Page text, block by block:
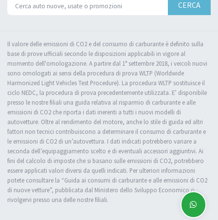
CERCA
Il valore delle emissioni di CO2 e del consumo di carburante è definito sulla
base di prove ufficiali secondo le disposizioni applicabili in vigore al
momento dell'omologazione. A partire dal 1° settembre 2018, i veicoli nuovi
sono omologati ai sensi della procedura di prova WLTP (Worldwide
Harmonized Light Vehicles Test Procedure). La procedura WLTP sostituisce il
ciclo NEDC, la procedura di prova precedentemente utilizzata. E’ disponibile
presso le nostre filiali una guida relativa al risparmio di carburante e alle
emissioni di CO2 che riporta i dati inerenti a tutti i nuovi modelli di
autovetture. Oltre al rendimento del motore, anche lo stile di guida ed altri
fattori non tecnici contribuiscono a determinare il consumo di carburante e
le emissioni di CO2 di un’autovettura. I dati indicati potrebbero variare a
seconda dell’equipaggiamento scelto e di eventuali accessori aggiuntivi. Ai
fini del calcolo di imposte che si basano sulle emissioni di CO2, potrebbero
essere applicati valori diversi da quelli indicati. Per ulteriori informazioni
potete consultare la “Guida ai consumi di carburante e alle emissioni di CO2
di nuove vetture”, pubblicata dal Ministero dello Sviluppo Economico o
rivolgervi presso una delle nostre filiali.